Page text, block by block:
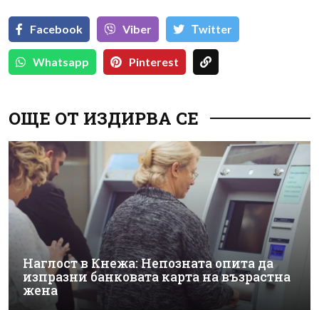
Facebook Viber Тwitter
Whatsapp Pinterest
ОЩЕ ОТ ИЗДИРВА СЕ
Наглост в Кнежа: Непозната опита да
изпразни банковата карта на възрастна
жена